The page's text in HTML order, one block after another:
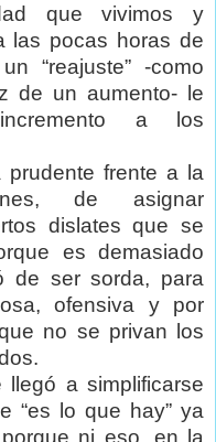
que vivimos y
las pocas horas de
“reajuste” -como
de un aumento- le
a los
frente a la
de asignar
dislates que se
es demasiado
de ser sorda, para
ofensiva y por
no se privan los
llegó a simplificarse
“es lo que hay” ya
ni eso, en la